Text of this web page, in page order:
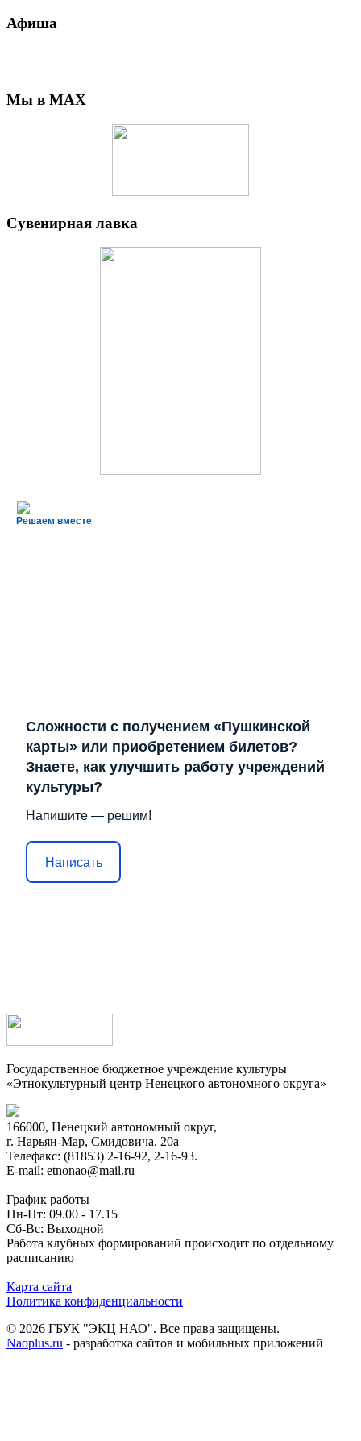
Афиша
Мы в MAX
Сувенирная лавка
Решаем вместе
Сложности с получением «Пушкинской
карты» или приобретением билетов?
Знаете, как улучшить работу учреждений
культуры?
Напишите — решим!
Написать
Государственное бюджетное учреждение культуры
«Этнокультурный центр Ненецкого автономного округа»
166000, Ненецкий автономный округ,
г. Нарьян-Мар, Смидовича, 20а
Телефакс: (81853) 2-16-92, 2-16-93.
E-mail: etnonao@mail.ru
График работы
Пн-Пт: 09.00 - 17.15
Сб-Вс: Выходной
Работа клубных формирований происходит по отдельному
расписанию
Карта сайта
Политика конфиденциальности
© 2026 ГБУК "ЭКЦ НАО". Все права защищены.
Naoplus.ru - разработка сайтов и мобильных приложений